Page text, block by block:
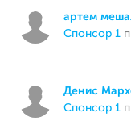
артем
спонсор 1
Денис
спонсор 1